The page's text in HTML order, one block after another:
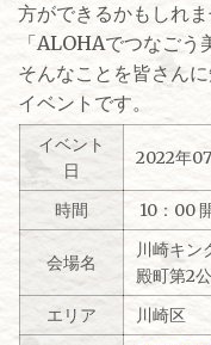
方ができるかもしれま
「ALOHAでつなごう
そんなことを皆さん
イベントです。
イベント
日
2022年
時間 10：00
会場名
川崎キン
殿町第2
エリア
川崎区